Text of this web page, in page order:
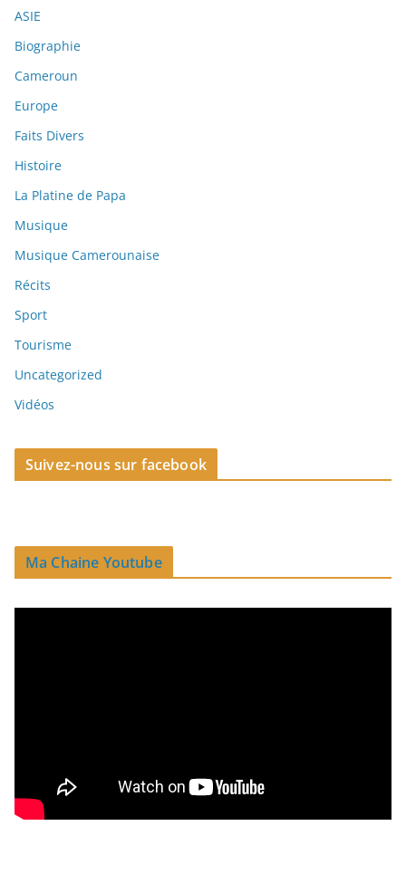
ASIE
Biographie
Cameroun
Europe
Faits Divers
Histoire
La Platine de Papa
Musique
Musique Camerounaise
Récits
Sport
Tourisme
Uncategorized
Vidéos
Suivez-nous sur facebook
Ma Chaine Youtube